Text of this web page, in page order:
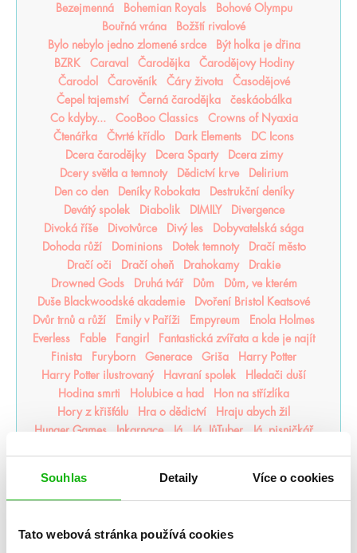
Souhlas Detaily Více o cookies
Tato webová stránka používá cookies
Bezejmenná
Bohemian Royals
Bohové Olympu
Bouřná vrána
Božští rivalové
Bylo nebylo jedno zlomené srdce
Být holka je dřina
BZRK
Caraval Čarodějka
Čarodějovy Hodiny
Čarodol
Čarověník Čáry života
Časodějové
Čepel tajemství
Černá čarodějka
českáobálka
Co kdyby...
CooBoo Classics
Crowns of Nyaxia
Čtenářka
Čtvrté křídlo Dark Elements
DC Icons
Dcera čarodějky
Dcera Sparty
Dcera zimy
Dcery světla a temnoty
Dědictví krve
Delirium
Den co den
Deníky Robokata
Destrukční deníky
Devátý spolek
Diabolik DIMILY
Divergence
Divoká říše
Divotvůrce Divý les
Dobyvatelská sága
Dohoda růží
Dominions Dotek temnoty
Dračí město
Dračí oči
Dračí oheň Drahokamy
Drakie
Drowned Gods
Druhá tvář Dům
Dům, ve kterém
Duše Blackwoodské akademie
Dvoření Bristol Keatsové
Dvůr trnů a růží
Emily v Paříži Empyreum
Enola Holmes
Everless
Fable Fangirl
Fantastická zvířata a kde je najít
Finista
Furyborn Generace Griša
Harry Potter
Harry Potter ilustrovaný
Havraní spolek
Hledači duší
Hodina smrti
Holubice a had
Hon na střízlíka
Hory z křišťálu
Hra o dědictví
Hraju abych žil
Hunger Games
Inkarnace Já Já, JůTuber
Já, pisničkář
karenrivers
Karmínová můra
kdy jsem zkrásněla
Klání bohů
Kletba vítězů Kniha noci
Konvent
Kostičas
Kostitepci
Kouzla rodu Thornů